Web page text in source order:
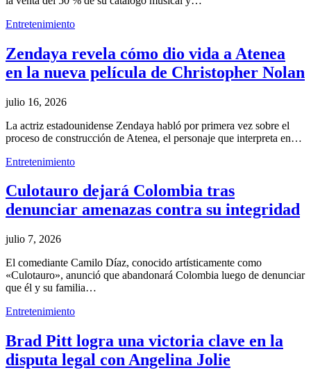
Entretenimiento
Zendaya revela cómo dio vida a Atenea
en la nueva película de Christopher Nolan
julio 16, 2026
La actriz estadounidense Zendaya habló por primera vez sobre el
proceso de construcción de Atenea, el personaje que interpreta en…
Entretenimiento
Culotauro dejará Colombia tras
denunciar amenazas contra su integridad
julio 7, 2026
El comediante Camilo Díaz, conocido artísticamente como
«Culotauro», anunció que abandonará Colombia luego de denunciar
que él y su familia…
Entretenimiento
Brad Pitt logra una victoria clave en la
disputa legal con Angelina Jolie